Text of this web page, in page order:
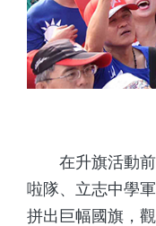
在升旗活動前
啦隊、立志中學
拼出巨幅國旗，